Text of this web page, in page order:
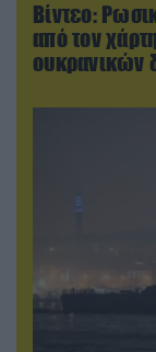
Βίντεο:
από τον
ουκρανικών